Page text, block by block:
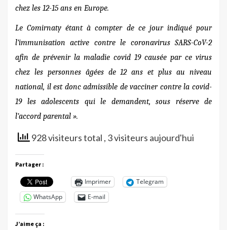
chez les 12-15 ans en Europe.
Le Comirnaty étant à compter de ce jour indiqué pour
l’immunisation active contre le coronavirus SARS-CoV-2
afin de prévenir la maladie covid 19 causée par ce virus
chez les personnes âgées de 12 ans et plus au niveau
national, il est donc admissible de vacciner contre la covid-
19 les adolescents qui le demandent, sous réserve de
l’accord parental ».
928 visiteurs total , 3 visiteurs aujourd'hui
Partager :
Imprimer
Telegram
WhatsApp
E-mail
J’aime ça :